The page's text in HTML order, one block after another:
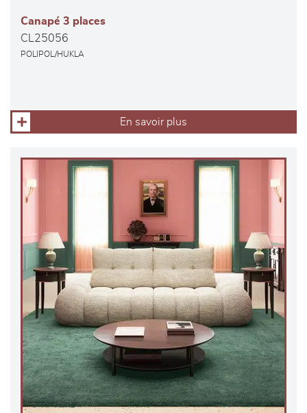
Canapé 3 places
CL25056
POLIPOL/HUKLA
En savoir plus